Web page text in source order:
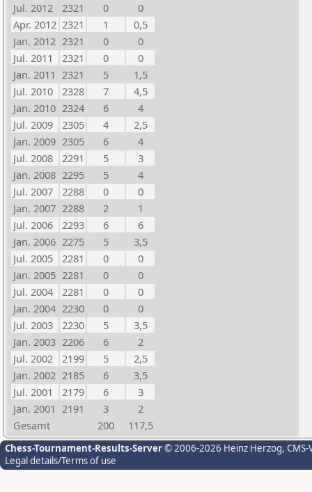
Jul. 2012
2321 0
0
Apr. 2012 2321 1
0,5
Jan. 2012 2321 0
0
Jul. 2011
2321 0
0
Jan. 2011 2321 5
1,5
Jul. 2010
2328 7
4,5
Jan. 2010 2324 6
4
Jul. 2009
2305 4
2,5
Jan. 2009 2305 6
4
Jul. 2008
2291 5
3
Jan. 2008 2295 5
4
Jul. 2007
2288 0
0
Jan. 2007 2288 2
1
Jul. 2006
2293 6
6
Jan. 2006 2275 5
3,5
Jul. 2005
2281 0
0
Jan. 2005 2281 0
0
Jul. 2004
2281 0
0
Jan. 2004 2230 0
0
Jul. 2003
2230 5
3,5
Jan. 2003 2206 6
2
Jul. 2002
2199 5
2,5
Jan. 2002 2185 6
3,5
Jul. 2001
2179 6
3
Jan. 2001 2191 3
2
Gesamt
200 117,5
Chess-Tournament-Results-Server© 2006-2026 Heinz Herzog,
Legal details/Terms of use